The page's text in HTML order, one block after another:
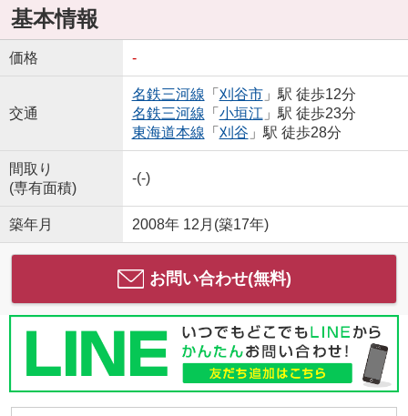
基本情報
価格 -
交通
名鉄三河線 「 刈谷市」駅 徒歩12分
名鉄三河線 「 小垣江 」駅 徒歩23分
東海道本線 「 刈谷 」駅 徒歩28分
間取り
(専有面積)
-(-)
築年月 2008年 12月(築17年)
お問い合わせ(無料)